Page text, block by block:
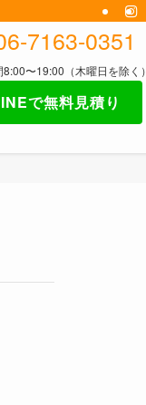
7163-0351
〜19:00（木曜日を除く）
で無料見積り